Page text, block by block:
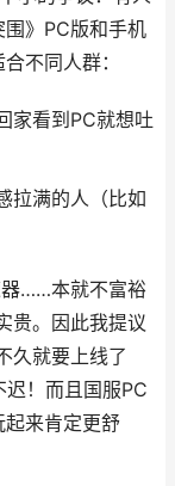
》PC版和手机
不同人群：
家看到PC就想吐
拉满的人（比如
器……本就不富裕
贵。因此我提议
久就要上线了
迟！而且国服PC
起来肯定更舒